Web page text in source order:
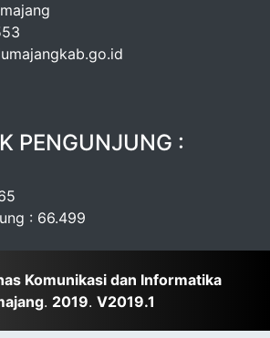
PENGUNJUNG :
: 66.499
Komunikasi dan Informatika
. 2019. V2019.1